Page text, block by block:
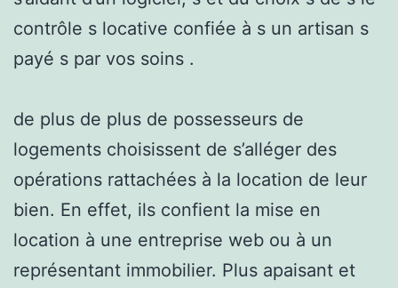
contrôle s locative confiée à s un artisan s
payé s par vos soins .
de plus de plus de possesseurs de
logements choisissent de s’alléger des
opérations rattachées à la location de leur
bien. En effet, ils confient la mise en
location à une entreprise web ou à un
représentant immobilier. Plus apaisant et